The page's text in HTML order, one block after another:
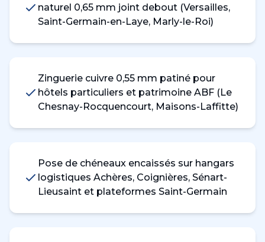
naturel 0,65 mm joint debout (Versailles,
Saint-Germain-en-Laye, Marly-le-Roi)
Zinguerie cuivre 0,55 mm patiné pour
hôtels particuliers et patrimoine ABF (Le
Chesnay-Rocquencourt, Maisons-Laffitte)
Pose de chéneaux encaissés sur hangars
logistiques Achères, Coignières, Sénart-
Lieusaint et plateformes Saint-Germain